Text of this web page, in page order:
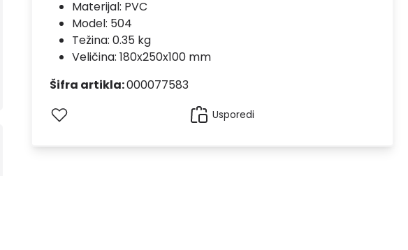
Materijal: PVC
Model: 504
Težina: 0.35 kg
Veličina: 180x250x100 mm
Šifra artikla:000077583
Usporedi